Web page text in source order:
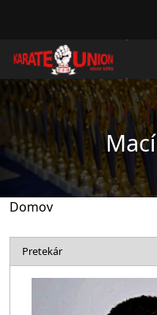
Domov
Pretekár